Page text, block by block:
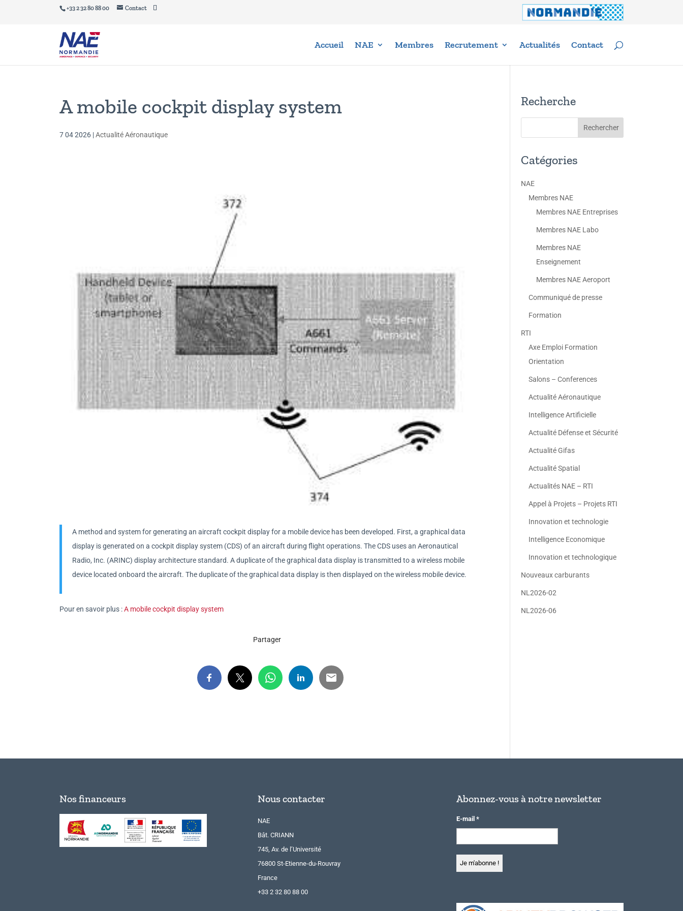
+33 2 32 80 88 00 Contact
Accueil NAE Membres Recrutement Actualités Contact
A mobile cockpit display system
7 04 2026 |Actualité Aéronautique
A method and system for generating an aircraft cockpit display for a mobile device has been developed. First, a graphical data
display is generated on a cockpit display system (CDS) of an aircraft during flight operations. The CDS uses an Aeronautical
Radio, Inc. (ARINC) display architecture standard. A duplicate of the graphical data display is transmitted to a wireless mobile
device located onboard the aircraft. The duplicate of the graphical data display is then displayed on the wireless mobile device.
Pour en savoir plus :A mobile cockpit display system
Partager
Recherche
Catégories
NAE
Membres NAE
Membres NAE Entreprises
Membres NAE Labo
Membres NAE
Enseignement
Membres NAE Aeroport
Communiqué de presse
Formation
RTI
Axe Emploi Formation
Orientation
Salons – Conferences
Actualité Aéronautique
Intelligence Artificielle
Actualité Défense et Sécurité
Actualité Gifas
Actualité Spatial
Actualités NAE – RTI
Appel à Projets – Projets RTI
Innovation et technologie
Intelligence Economique
Innovation et technologique
Nouveaux carburants
NL2026-02
NL2026-06
Nos financeurs Nous contacter
NAE
Bât. CRIANN
745, Av. de l’Université
76800 St-Etienne-du-Rouvray
France
+33 2 32 80 88 00
Abonnez-vous à notre newsletter
E-mail *